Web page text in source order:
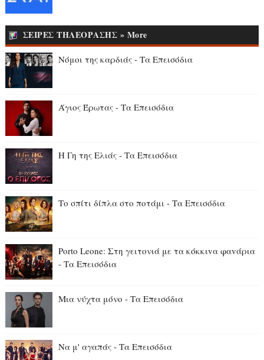
ΣΕΙΡΕΣ ΤΗΛΕΟΡΑΣΗΣ » More
Νόμοι της καρδιάς - Τα Επεισόδια
Άγιος Έρωτας - Τα Επεισόδια
Η Γη της Ελιάς - Τα Επεισόδια
Το σπίτι δίπλα στο ποτάμι - Τα Επεισόδια
Porto Leone: Στη γειτονιά με τα κόκκιvα φαvάρια
- Τα Επεισόδια
Μια νύχτα μόνο - Τα Επεισόδια
Να μ' αγαπάς - Τα Επεισόδια